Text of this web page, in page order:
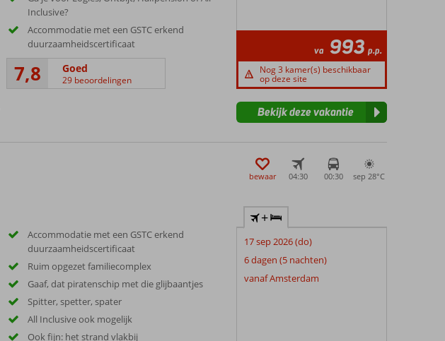
Inclusive?
Accommodatie met een GSTC erkend
duurzaamheidscertificaat
7,8 Goed
29 beoordelingen
va 993 p.p.
Nog 3 kamer(s) beschikbaar
op deze site
Bekijk deze vakantie
bewaar 04:30 00:30 sep 28°C
Accommodatie met een GSTC erkend
duurzaamheidscertificaat
Ruim opgezet familiecomplex
Gaaf, dat piratenschip met die glijbaantjes
Spitter, spetter, spater
All Inclusive ook mogelijk
Ook fijn: het strand vlakbij
+
17 sep 2026 (do)
6 dagen (5 nachten)
vanaf Amsterdam